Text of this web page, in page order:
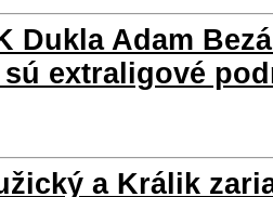
Dukla Adam
extraligové
a Králik